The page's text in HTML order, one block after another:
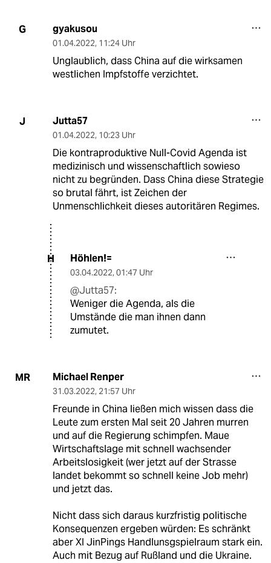
G gyakusou
01.04.2022, 11:24 Uhr
Unglaublich, dass China auf die wirksamen
westlichen Impfstoffe verzichtet.
J Jutta57
01.04.2022, 10:23 Uhr
Die kontraproduktive Null-Covid Agenda ist
medizinisch und wissenschaftlich sowieso
nicht zu begründen. Dass China diese Strategie
so brutal fährt, ist Zeichen der
Unmenschlichkeit dieses autoritären Regimes.
H Höhlen!=
03.04.2022, 01:47 Uhr
@Jutta57:
Weniger die Agenda, als die
Umstände die man ihnen dann
zumutet.
MR Michael Renper
31.03.2022, 21:57 Uhr
Freunde in China ließen mich wissen dass die
Leute zum ersten Mal seit 20 Jahren murren
und auf die Regierung schimpfen. Maue
Wirtschaftslage mit schnell wachsender
Arbeitslosigkeit (wer jetzt auf der Strasse
landet bekommt so schnell keine Job mehr)
und jetzt das.
Nicht dass sich daraus kurzfristig politische
Konsequenzen ergeben würden: Es schränkt
aber XI JinPings Handlunsgspielraum stark ein.
Auch mit Bezug auf Rußland und die Ukraine.